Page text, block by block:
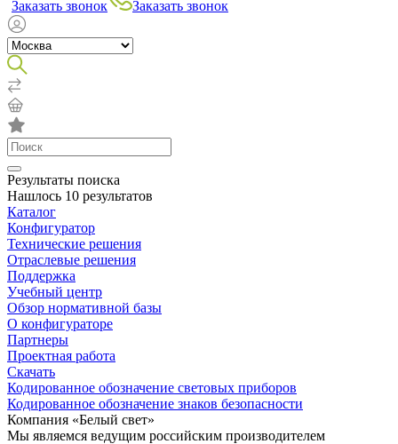
Заказать звонок
Заказать звонок
Результаты поиска
Нашлось 10 результатов
Каталог
Конфигуратор
Технические решения
Отраслевые решения
Поддержка
Учебный центр
Обзор нормативной базы
О конфигураторе
Партнеры
Проектная работа
Скачать
Кодированное обозначение световых приборов
Кодированное обозначение знаков безопасности
Компания «Белый свет»
Мы являемся ведущим российским производителем